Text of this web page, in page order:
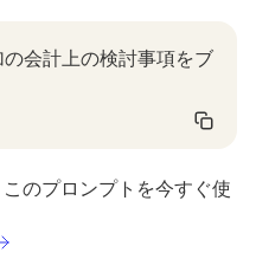
会計上の検討事項をブ
のプロンプトを今すぐ使